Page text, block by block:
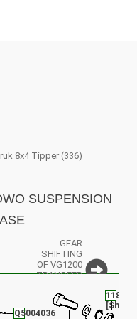
8x4 Tipper (336)
SUSPENSION
GEAR
SHIFTING
OF VG1200
TRANSFER
Q5004036
[Shim]